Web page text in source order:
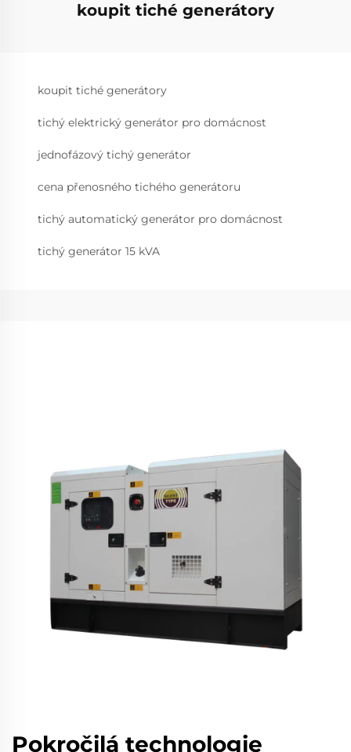
koupit tiché generátory
koupit tiché generátory
tichý elektrický generátor pro domácnost
jednofázový tichý generátor
cena přenosného tichého generátoru
tichý automatický generátor pro domácnost
tichý generátor 15 kVA
Pokročilá technologie